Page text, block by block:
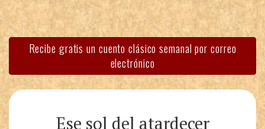
Recibe gratis un cuento clásico semanal por correo
electrónico
Ese sol del atardecer